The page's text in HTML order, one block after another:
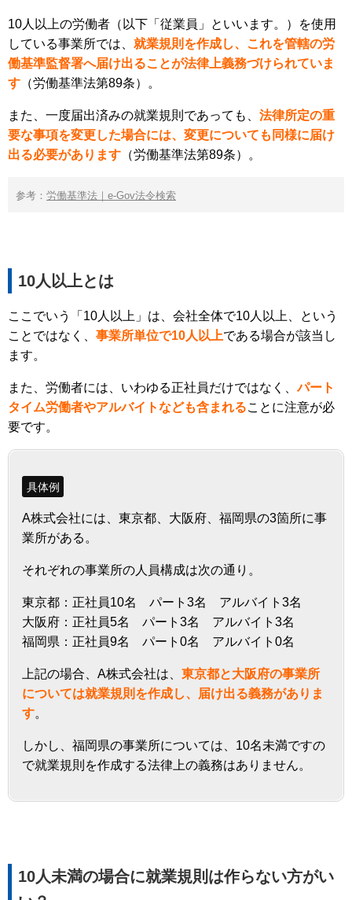
10人以上の労働者（以下「従業員」といいます。）を使用
している事業所では、 就業規則を作成し、これを管轄の労
働基準監督署へ届け出ることが法律上義務づけられていま
す （労働基準法第89条）。
また、一度届出済みの就業規則であっても、 法律所定の重
要な事項を変更した場合には、変更についても同様に届け
出る必要があります （労働基準法第89条）。
参考： 労働基準法｜e-Gov法令検索
10人以上とは
ここでいう「10人以上」は、会社全体で10人以上、という
ことではなく、 事業所単位で10人以上である場合が該当し
ます。
また、労働者には、いわゆる正社員だけではなく、パート
タイム労働者やアルバイトなども含まれることに注意が必
要です。
具体例
A株式会社には、東京都、大阪府、福岡県の3箇所に事
業所がある。
それぞれの事業所の人員構成は次の通り。
東京都：正社員10名 パート3名 アルバイト3名
大阪府：正社員5名 パート3名 アルバイト3名
福岡県：正社員9名 パート0名 アルバイト0名
上記の場合、A株式会社は、 東京都と大阪府の事業所
については就業規則を作成し、届け出る義務がありま
す。
しかし、福岡県の事業所については、10名未満ですの
で就業規則を作成する法律上の義務はありません。
10人未満の場合に就業規則は作らない方がい